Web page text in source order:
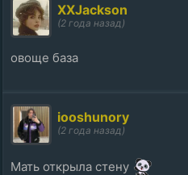
XXJackson
(2 года назад)
овоще база
iooshunory
(2 года назад)
Мать открыла стену